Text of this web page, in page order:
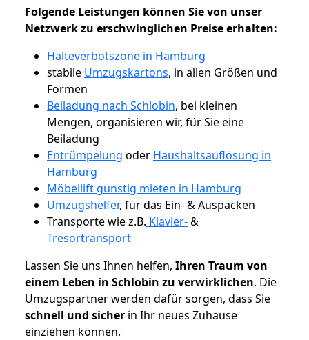
Folgende Leistungen können Sie von unser
Netzwerk zu erschwinglichen Preise erhalten:
Halteverbotszone in Hamburg
stabile Umzugskartons, in allen Größen und
Formen
Beiladung nach Schlobin, bei kleinen
Mengen, organisieren wir, für Sie eine
Beiladung
Entrümpelung oder Haushaltsauflösung in
Hamburg
Möbellift günstig mieten in Hamburg
Umzugshelfer, für das Ein- & Auspacken
Transporte wie z.B. Klavier-&
Tresortransport
Lassen Sie uns Ihnen helfen, Ihren Traum von
einem Leben in Schlobin zu verwirklichen. Die
Umzugspartner werden dafür sorgen, dass Sie
schnell und sicher in Ihr neues Zuhause
einziehen können.